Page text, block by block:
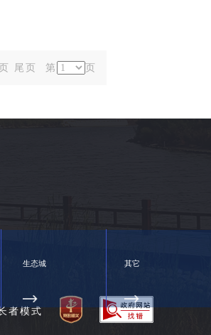
尾页 第 页
者模式
生态城 其它